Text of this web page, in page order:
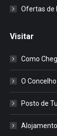
Ofertas de
Visitar
Como
O Concelho
Posto de
Alojamento